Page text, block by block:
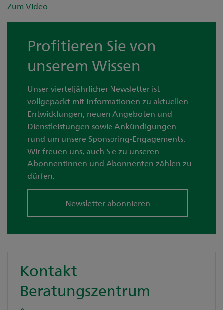
Zum Video
Profitieren Sie von
unserem Wissen
Unser vierteljährlicher Newsletter ist
vollgepackt mit Informationen zu aktuellen
Entwicklungen, neuen Angeboten und
Dienstleistungen sowie Ankündigungen
rund um unsere Sponsoring-Engagements.
Wir freuen uns, auch Sie zu unseren
Abonnentinnen und Abonnenten zählen zu
dürfen.
Newsletter abonnieren
Kontakt
Beratungszentrum